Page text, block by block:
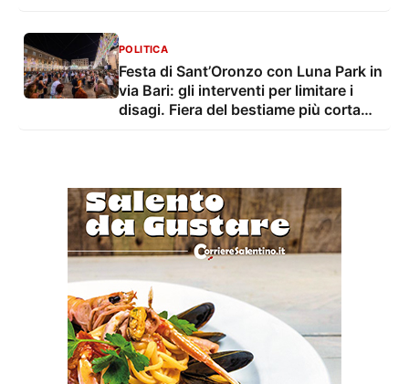
POLITICA
Festa di Sant’Oronzo con Luna Park in
via Bari: gli interventi per limitare i
disagi. Fiera del bestiame più corta